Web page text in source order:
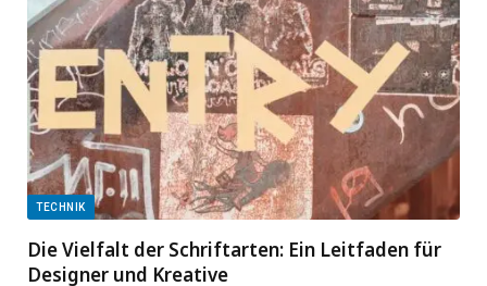
TECHNIK
Die Vielfalt der Schriftarten: Ein Leitfaden für
Designer und Kreative